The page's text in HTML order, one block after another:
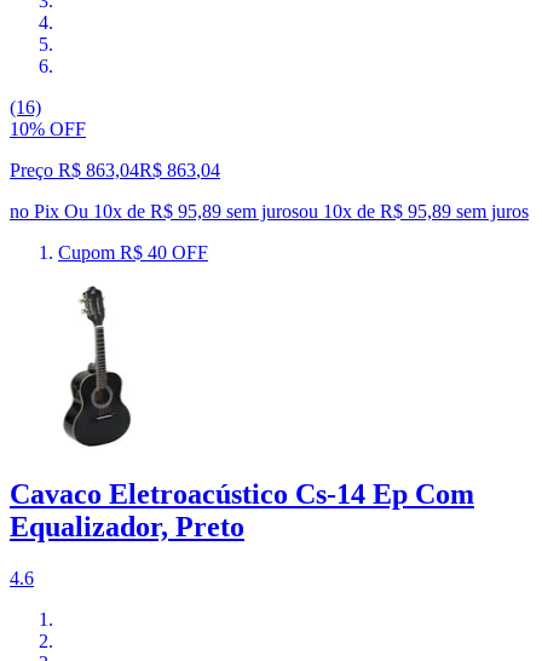
(16)
10% OFF
Preço R$ 863,04R$ 863,04
no Pix Ou 10x de R$ 95,89 sem jurosou 10x de R$ 95,89 sem juros
Cupom R$ 40 OFF
Cavaco Eletroacústico Cs-14 Ep Com
Equalizador, Preto
4.6